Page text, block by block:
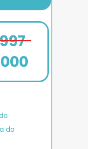
da